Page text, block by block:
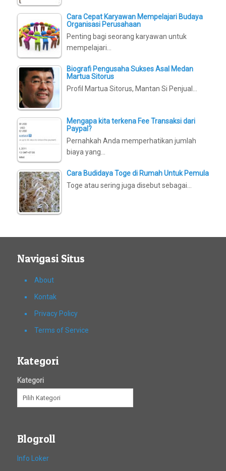
Cara Cepat Karyawan Mempelajari Budaya
Organisasi Perusahaan
Penting bagi seorang karyawan untuk
mempelajari…
Biografi Pengusaha Sukses Asal Medan
Martua Sitorus
Profil Martua Sitorus, Mantan Si Penjual…
Mengapa kita terkena Fee Transaksi dari
Paypal?
Pernahkah Anda memperhatikan jumlah
biaya yang…
Cara Budidaya Toge di Rumah Untuk Pemula
Toge atau sering juga disebut sebagai…
Navigasi Situs
About
Kontak
Privacy Policy
Terms of Service
Kategori
Kategori
Blogroll
Info Loker